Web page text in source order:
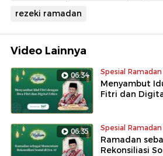
rezeki ramadan
Video Lainnya
06:34 Spesial Ramadan
Menyambut
Fitri dan
06:35 Spesial Ramadan
Ramadan
Rekonsiliasi